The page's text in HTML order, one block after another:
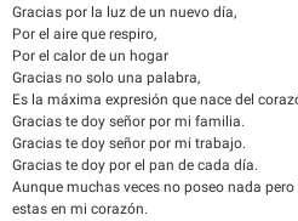
Gracias por la luz de un nuevo día,
Por el aire que respiro,
Por el calor de un hogar
Gracias no solo una palabra,
Es la máxima expresión que nace del
Gracias te doy señor por mi familia.
Gracias te doy señor por mi trabajo.
Gracias te doy por el pan de cada día.
Aunque muchas veces no poseo nada pero
estas en mi corazón.